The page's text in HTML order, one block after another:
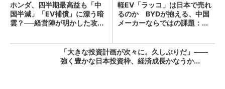
ホンダ、四半期最高益も「中
国半減」「EV補償」に漂う暗
雲？──経営陣が明かした攻...
軽EV「ラッコ」は日本で売れ
るのか BYDが抱える、中国
メーカーならではの課題：...
「大きな投資計画が次々に。久しぶりだ」――
強く豊かな日本投資枠、経済成長かなうか...